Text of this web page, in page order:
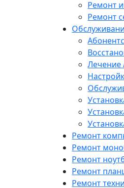
Ремонт
Ремонт
Лечение
Ремонт
Ремонт
Ремонт
Ремонт
Ремонт